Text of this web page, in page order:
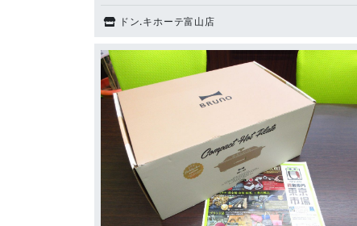
ドン.キホーテ富山店